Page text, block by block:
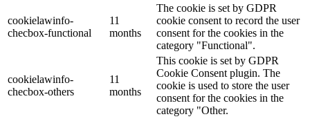
cookielawinfo-
checbox-functional
11
months
The cookie is set by GDPR
cookie consent to record the user
consent for the cookies in the
category "Functional".
cookielawinfo-
checbox-others
11
months
This cookie is set by GDPR
Cookie Consent plugin. The
cookie is used to store the user
consent for the cookies in the
category "Other.